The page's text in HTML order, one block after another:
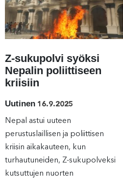
Z-sukupolvi syöksi
Nepalin poliittiseen
kriisiin
Uutinen 16.9.2025
Nepal astui uuteen
perustuslaillisen ja poliittisen
kriisin aikakauteen, kun
turhautuneiden, Z-sukupolveksi
kutsuttujen nuorten